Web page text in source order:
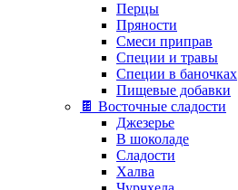
Перцы
Пряности
Смеси приправ
Специи и травы
Специи в баночках
Пищевые добавки
🍫 Восточные сладости
Джезерье
В шоколаде
Сладости
Халва